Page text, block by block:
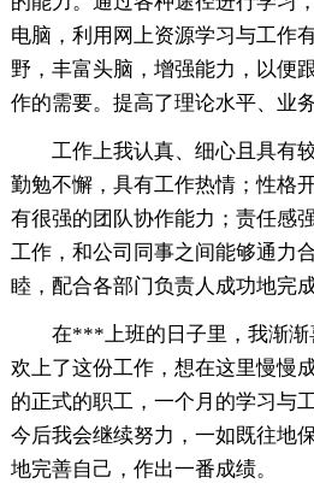
电脑，利用网上资源学习与工作
野，丰富头脑，增强能力，以便
作的需要。提高了理论水平、业
工作上我认真、细心且具有较
勤勉不懈，具有工作热情；性格
有很强的团队协作能力；责任感
工作，和公司同事之间能够通力
睦，配合各部门负责人成功地完
在***上班的日子里，我渐渐
欢上了这份工作，想在这里慢慢
的正式的职工，一个月的学习与
今后我会继续努力，一如既往地
地完善自己，作出一番成绩。